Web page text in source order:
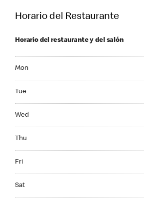
Horario del Restaurante
Horario del restaurante y del salón
Mon
Tue
Wed
Thu
Fri
Sat